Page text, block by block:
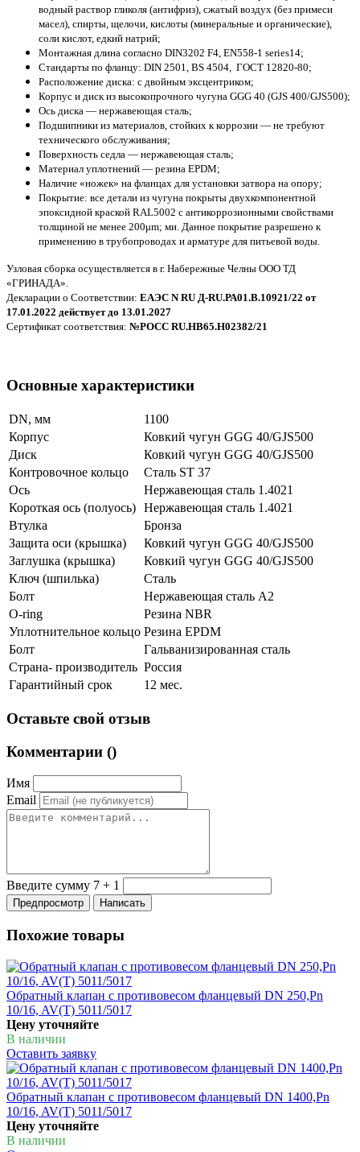
водный раствор гликоля (антифриз), сжатый воздух (без примеси
масел), спирты, щелочи, кислоты (минеральные и органические),
соли кислот, едкий натрий;
Монтажная длина согласно DIN3202 F4, EN558-1 series14;
Стандарты по фланцу: DIN 2501, BS 4504, ГОСТ 12820-80;
Расположение диска: с двойным эксцентриком;
Корпус и диск из высокопрочного чугуна GGG 40 (GJS 400/GJS500);
Ось диска — нержавеющая сталь;
Подшипники из материалов, стойких к коррозии — не требуют
технического обслуживания;
Поверхность седла — нержавеющая сталь;
Материал уплотнений — резина EPDM;
Наличие «ножек» на фланцах для установки затвора на опору;
Покрытие: все детали из чугуна покрыты двухкомпонентной
эпоксидной краской RAL5002 с антикоррозионными свойствами
толщиной не менее 200μm; ми. Данное покрытие разрешено к
применению в трубопроводах и арматуре для питьевой воды.
Узловая сборка осуществляется в г. Набережные Челны ООО ТД
«ГРИНАДА».
Декларации о Соответствии: ЕАЭС N RU Д-RU.РА01.В.10921/22 от
17.01.2022 действует до 13.01.2027
Сертификат соответствия: №РОСС RU.HB65.H02382/21
Основные характеристики
DN, мм
1100
Корпус
Ковкий чугун GGG 40/GJS500
Диск
Ковкий чугун GGG 40/GJS500
Контровочное кольцо
Сталь ST 37
Ось
Нержавеющая сталь 1.4021
Короткая ось (полуось) Нержавеющая сталь 1.4021
Втулка
Бронза
Защита оси (крышка)
Ковкий чугун GGG 40/GJS500
Заглушка (крышка)
Ковкий чугун GGG 40/GJS500
Ключ (шпилька)
Сталь
Болт
Нержавеющая сталь А2
O-ring
Резина NBR
Уплотнительное кольцо Резина EPDM
Болт
Гальванизированная сталь
Страна- производитель Россия
Гарантийный срок
12 мес.
Оставьте свой отзыв
Комментарии ()
Имя
Email
Введите сумму 7 + 1
Похожие товары
Обратный клапан с противовесом фланцевый DN 250,Pn
10/16, AV(T) 5011/5017
Цену уточняйте
В наличии
Оставить заявку
Обратный клапан с противовесом фланцевый DN 1400,Pn
10/16, AV(T) 5011/5017
Цену уточняйте
В наличии